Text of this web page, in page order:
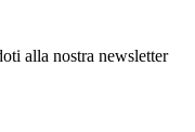
alla nostra newsletter